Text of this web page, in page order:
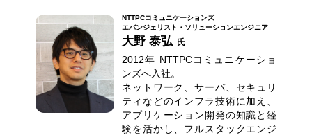
NTTPCコミュニケーションズ
エバンジェリスト・ソリューションエンジニア
大野 泰弘 氏
2012年 NTTPCコミュニケーショ
ンズへ入社。
ネットワーク、サーバ、セキュリ
ティなどのインフラ技術に加え、
アプリケーション開発の知識と経
験を活かし、フルスタックエンジ